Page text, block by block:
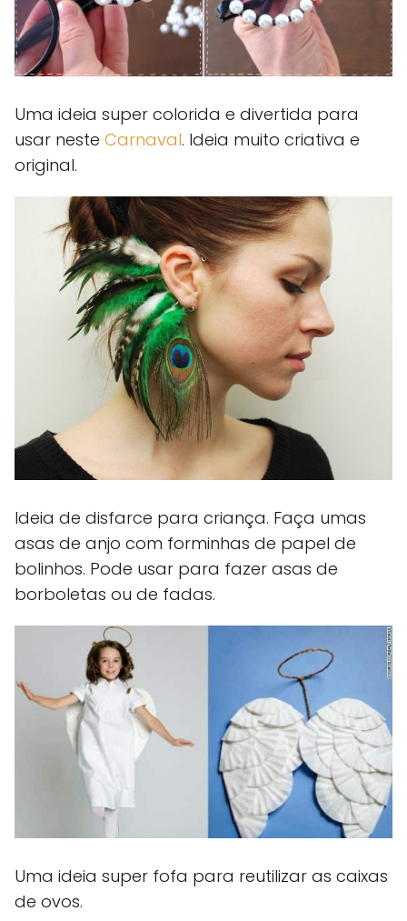
Uma ideia super colorida e divertida para
usar neste Carnaval. Ideia muito criativa e
original.
Ideia de disfarce para criança. Faça umas
asas de anjo com forminhas de papel de
bolinhos. Pode usar para fazer asas de
borboletas ou de fadas.
Uma ideia super fofa para reutilizar as caixas
de ovos.